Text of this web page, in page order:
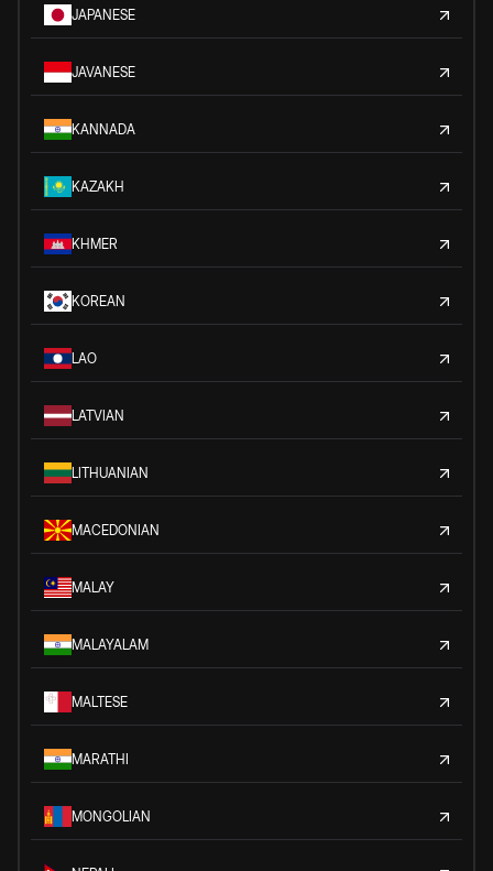
JAPANESE
JAVANESE
KANNADA
KAZAKH
KHMER
KOREAN
LAO
LATVIAN
LITHUANIAN
MACEDONIAN
MALAY
MALAYALAM
MALTESE
MARATHI
MONGOLIAN